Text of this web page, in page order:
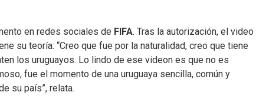
en redes sociales de FIFA. Tras la autorización, el video
su teoría: “Creo que fue por la naturalidad, creo que tiene
los uruguayos. Lo lindo de ese videon es que no es
fue el momento de una uruguaya sencilla, común y
su país”, relata.